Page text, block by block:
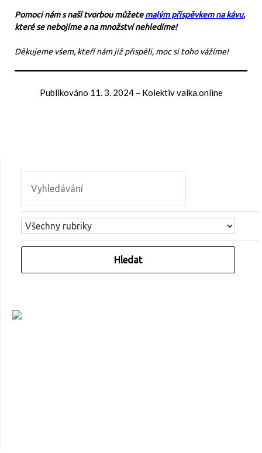
Pomoci nám s naší tvorbou můžetemalým příspěvkem na kávu,
které se nebojíme a na množství nehledíme!
Děkujeme všem, kteří nám již přispěli, moc si toho vážíme!
Publikováno 11. 3. 2024– Kolektiv valka.online